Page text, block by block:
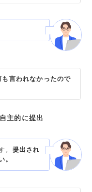
言われなかったので
主的に提出
。 提出され
。